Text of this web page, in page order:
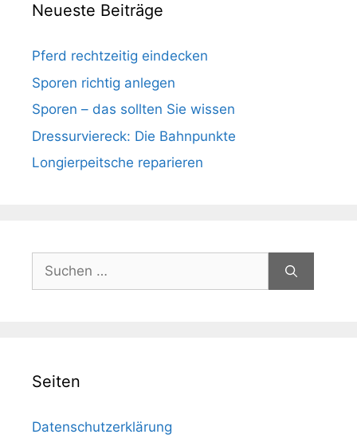
Neueste Beiträge
Pferd rechtzeitig eindecken
Sporen richtig anlegen
Sporen – das sollten Sie wissen
Dressurviereck: Die Bahnpunkte
Longierpeitsche reparieren
Suchen
nach:
Seiten
Datenschutzerklärung